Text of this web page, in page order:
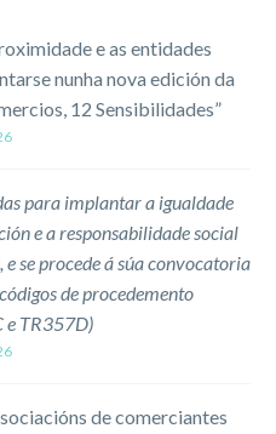
e as entidades
nunha nova edición da
12 Sensibilidades”
para implantar a igualdade
e a responsabilidade social
e se procede á súa convocatoria
de procedemento
e TR357D)
de comerciantes